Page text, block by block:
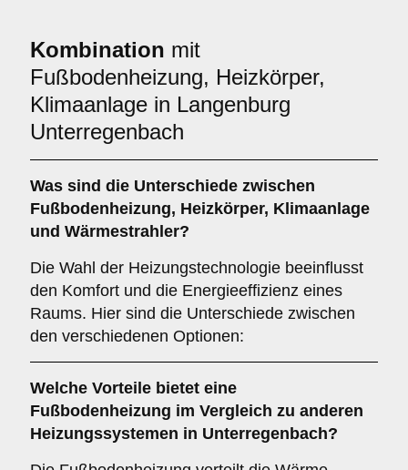
Kombination mit
Fußbodenheizung, Heizkörper,
Klimaanlage in Langenburg
Unterregenbach
Was sind die Unterschiede zwischen
Fußbodenheizung, Heizkörper, Klimaanlage
und Wärmestrahler?
Die Wahl der Heizungstechnologie beeinflusst
den Komfort und die Energieeffizienz eines
Raums. Hier sind die Unterschiede zwischen
den verschiedenen Optionen:
Welche Vorteile bietet eine
Fußbodenheizung im Vergleich zu anderen
Heizungssystemen in Unterregenbach?